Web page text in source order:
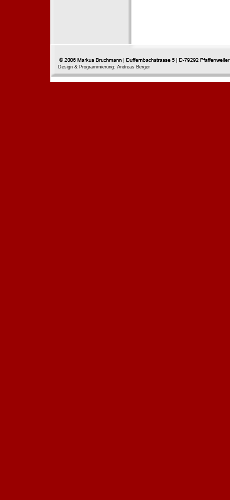
Design & Programmierung: Andreas Berger